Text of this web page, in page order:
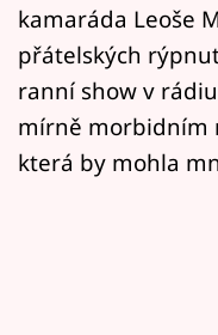
kamaráda Leoše
přátelských
ranní show v
mírně morbidním
která by mohla